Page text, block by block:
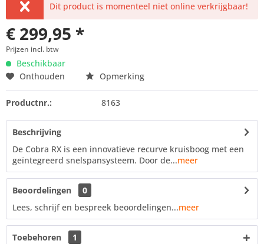
Dit product is momenteel niet online verkrijgbaar!
€ 299,95 *
Prijzen incl. btw
Beschikbaar
Onthouden
Opmerking
Productnr.: 8163
Beschrijving
De Cobra RX is een innovatieve recurve kruisboog met een
geïntegreerd snelspansysteem. Door de...meer
Beoordelingen
0
Lees, schrijf en bespreek beoordelingen...meer
Toebehoren 1